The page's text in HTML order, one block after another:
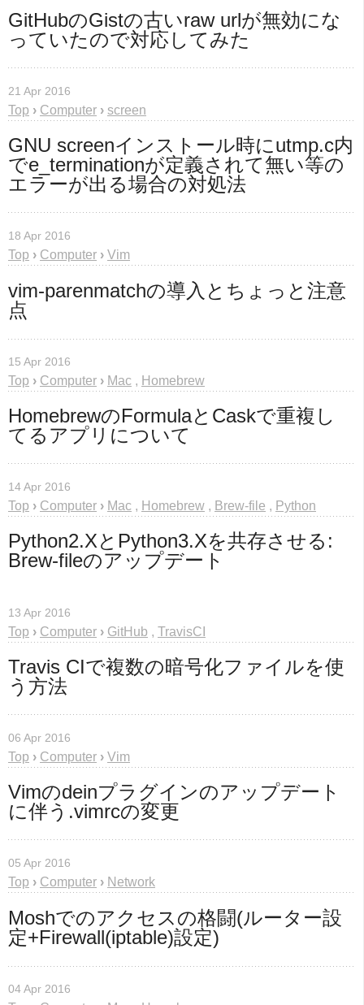
GitHubのGistの古いraw urlが無効にな
っていたので対応してみた
21 Apr 2016
Top › Computer › screen
GNU screenインストール時にutmp.c内
でe_terminationが定義されて無い等の
エラーが出る場合の対処法
18 Apr 2016
Top › Computer › Vim
vim-parenmatchの導入とちょっと注意
点
15 Apr 2016
Top › Computer › Mac , Homebrew
HomebrewのFormulaとCaskで重複し
てるアプリについて
14 Apr 2016
Top › Computer › Mac , Homebrew , Brew-file , Python
Python2.XとPython3.Xを共存させる:
Brew-fileのアップデート
13 Apr 2016
Top › Computer › GitHub , TravisCI
Travis CIで複数の暗号化ファイルを使
う方法
06 Apr 2016
Top › Computer › Vim
Vimのdeinプラグインのアップデート
に伴う.vimrcの変更
05 Apr 2016
Top › Computer › Network
Moshでのアクセスの格闘(ルーター設
定+Firewall(iptable)設定)
04 Apr 2016